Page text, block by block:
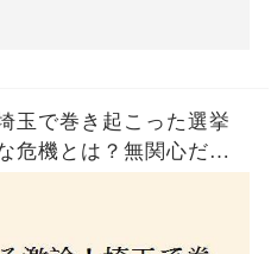
玉で巻き起こった選挙
危機とは？無関心だっ
底知れぬ恐怖？政治に無